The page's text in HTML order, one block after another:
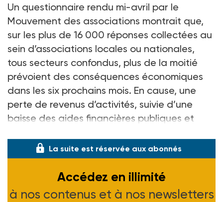
Un questionnaire rendu mi-avril par le
Mouvement des associations montrait que,
sur les plus de 16 000 réponses collectées au
sein d’associations locales ou nationales,
tous secteurs confondus, plus de la moitié
prévoient des conséquences économiques
dans les six prochains mois. En cause, une
perte de revenus d’activités, suivie d’une
baisse des aides financières publiques et
La suite est réservée aux abonnés
Accédez en illimité
à nos contenus et à nos newsletters